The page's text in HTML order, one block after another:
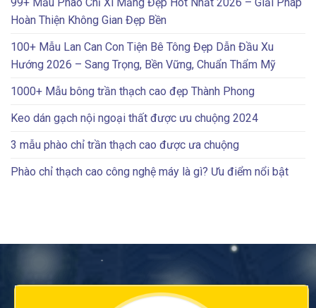
99+ Mẫu Phào Chỉ Xi Măng Đẹp Hot Nhất 2026 – Giải Pháp
Hoàn Thiện Không Gian Đẹp Bền
100+ Mẫu Lan Can Con Tiện Bê Tông Đẹp Dẫn Đầu Xu
Hướng 2026 – Sang Trọng, Bền Vững, Chuẩn Thẩm Mỹ
1000+ Mẫu bông trần thạch cao đẹp Thành Phong
Keo dán gạch nội ngoại thất được ưu chuộng 2024
3 mẫu phào chỉ trần thạch cao được ưa chuộng
Phào chỉ thạch cao công nghệ máy là gì? Ưu điểm nổi bật